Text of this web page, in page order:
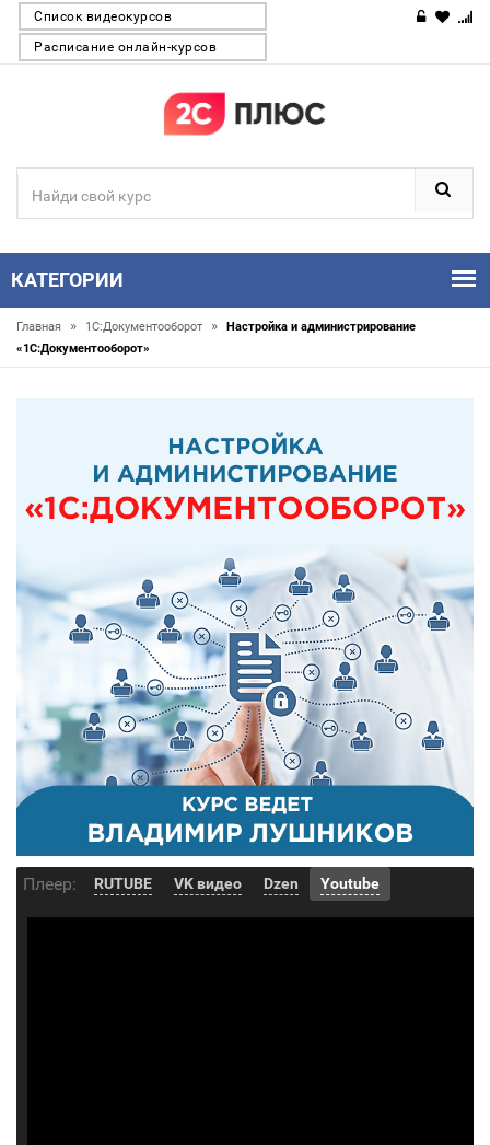
Список видеокурсов
Расписание онлайн-курсов
КАТЕГОРИИ
Главная » 1С:Документооборот »
Настройка и администрирование
«1С:Документооборот»
Плеер: RUTUBE VK видео Dzen Youtube